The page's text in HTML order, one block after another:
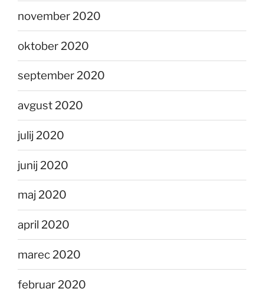
november 2020
oktober 2020
september 2020
avgust 2020
julij 2020
junij 2020
maj 2020
april 2020
marec 2020
februar 2020